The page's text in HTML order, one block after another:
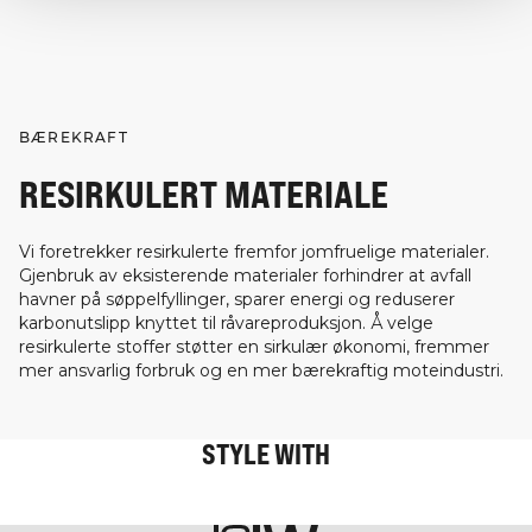
BÆREKRAFT
RESIRKULERT MATERIALE
Vi foretrekker resirkulerte fremfor jomfruelige materialer.
Gjenbruk av eksisterende materialer forhindrer at avfall
havner på søppelfyllinger, sparer energi og reduserer
karbonutslipp knyttet til råvareproduksjon. Å velge
resirkulerte stoffer støtter en sirkulær økonomi, fremmer
mer ansvarlig forbruk og en mer bærekraftig moteindustri.
STYLE WITH